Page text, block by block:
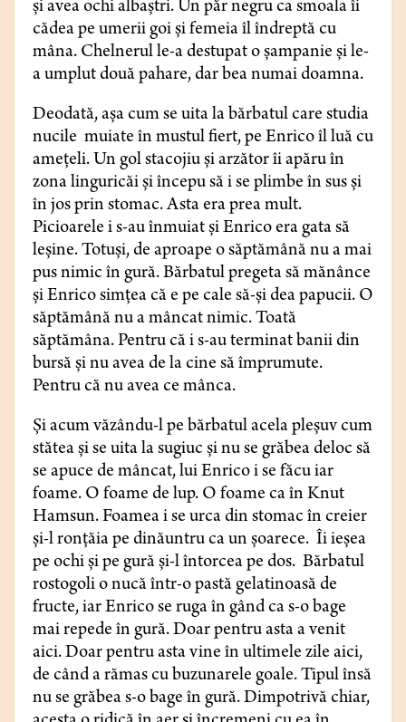
și avea ochi albaștri. Un păr negru ca smoala îi
cădea pe umerii goi și femeia îl îndreptă cu
mâna. Chelnerul le-a destupat o șampanie și le-
a umplut două pahare, dar bea numai doamna.
Deodată, așa cum se uita la bărbatul care studia
nucile muiate în mustul fiert, pe Enrico îl luă cu
amețeli. Un gol stacojiu şi arzător îi apăru în
zona linguricăi și începu să i se plimbe în sus și
în jos prin stomac. Asta era prea mult.
Picioarele i s-au înmuiat și Enrico era gata să
leșine. Totuși, de aproape o săptămână nu a mai
pus nimic în gură. Bărbatul pregeta să mănânce
și Enrico simțea că e pe cale să-și dea papucii. O
săptămână nu a mâncat nimic. Toată
săptămâna. Pentru că i s-au terminat banii din
bursă și nu avea de la cine să împrumute.
Pentru că nu avea ce mânca.
Și acum văzându-l pe bărbatul acela pleșuv cum
stătea și se uita la sugiuc și nu se grăbea deloc să
se apuce de mâncat, lui Enrico i se făcu iar
foame. O foame de lup. O foame ca în Knut
Hamsun. Foamea i se urca din stomac în creier
și-l ronțăia pe dinăuntru ca un șoarece. Îi ieșea
pe ochi și pe gură și-l întorcea pe dos. Bărbatul
rostogoli o nucă într-o pastă gelatinoasă de
fructe, iar Enrico se ruga în gând ca s-o bage
mai repede în gură. Doar pentru asta a venit
aici. Doar pentru asta vine în ultimele zile aici,
de când a rămas cu buzunarele goale. Tipul însă
nu se grăbea s-o bage în gură. Dimpotrivă chiar,